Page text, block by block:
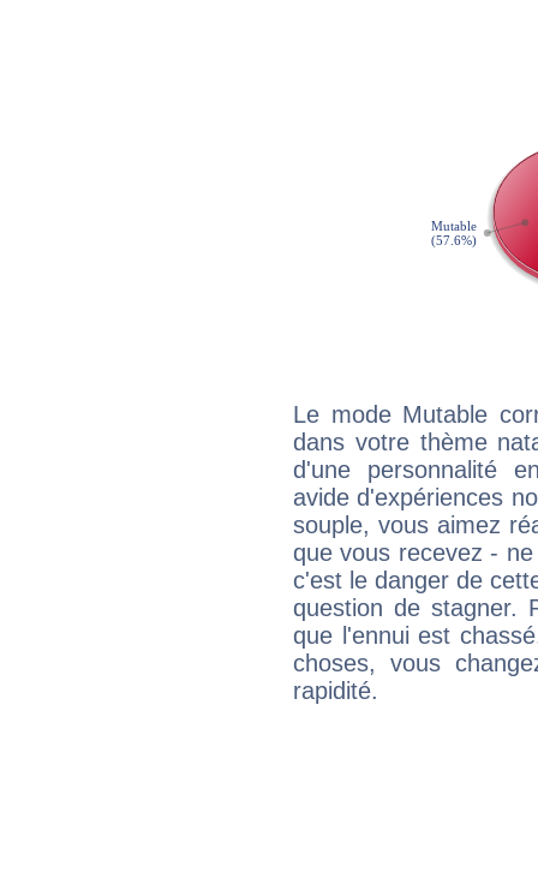
Le mode Mutable
dans votre thème
d'une personnalité
avide d'expériences
souple, vous aimez
que vous recevez -
c'est le danger de
question de stagner.
que l'ennui est
choses, vous
rapidité.